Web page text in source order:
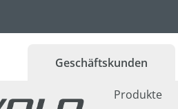
Geschäftskunden
Produkte